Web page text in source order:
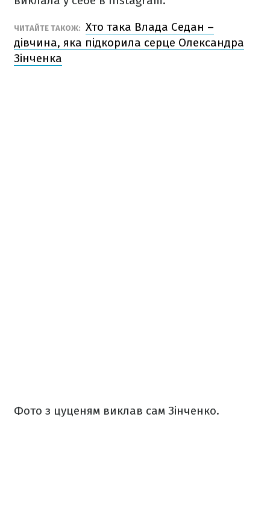
ЧИТАЙТЕ ТАКОЖ: Хто така Влада Седан –
дівчина, яка підкорила серце Олександра
Зінченка
Фото з цуценям виклав сам Зінченко.